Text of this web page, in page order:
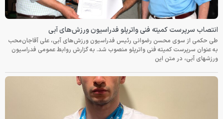
انتصاب سرپرست کمیته فنی واترپلو فدراسیون ورزش‌های آبی
طی حکمی از سوی محسن رضوانی رئیس فدراسیون ورزش‌های آبی، علی آقاجان‌محب
به عنوان سرپرست کمیته فنی واترپلو منصوب شد. به گزارش روابط عمومی فدراسیون
ورزشهای آبی، در متن این